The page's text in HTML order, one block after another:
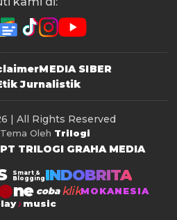
MEDIA SIBER
Jurnalistik
| All Rights Reserved
Oleh Trilogi
PT TRILOGI GRAHA MEDIA
Smart &
Blogging INDOBRITA
coba klikMOKANESIA
music